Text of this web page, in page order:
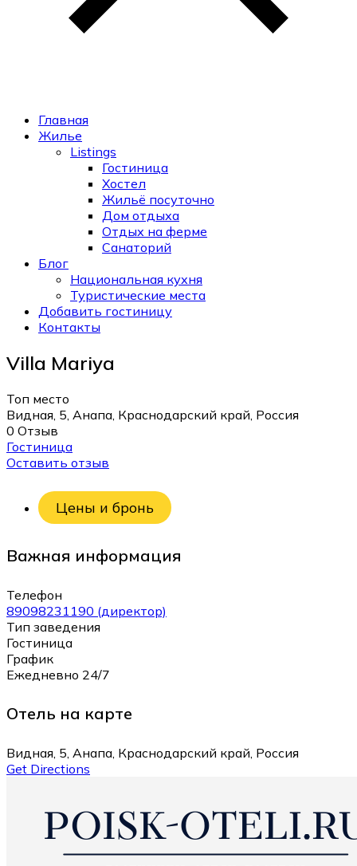
Главная
Жилье
Listings
Гостиница
Хостел
Жильё посуточно
Дом отдыха
Отдых на ферме
Санаторий
Блог
Национальная кухня
Туристические места
Добавить гостиницу
Контакты
Villa Mariya
Топ место
Видная, 5, Анапа, Краснодарский край, Россия
0 Отзыв
Гостиница
Оставить отзыв
Цены и бронь
Важная информация
Телефон
89098231190 (директор)
Тип заведения
Гостиница
График
Ежедневно 24/7
Отель на карте
Видная, 5, Анапа, Краснодарский край, Россия
Get Directions